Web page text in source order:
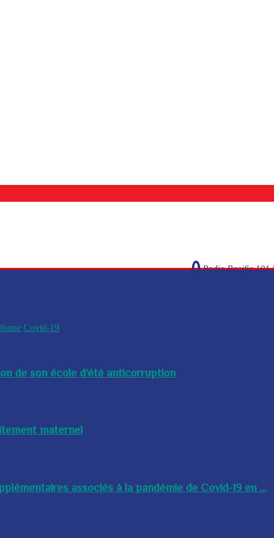
Radio Pacific
Covid-19
de son école d’été anticorruption
maternel
associés à la pandémie de Covid-19 en ...